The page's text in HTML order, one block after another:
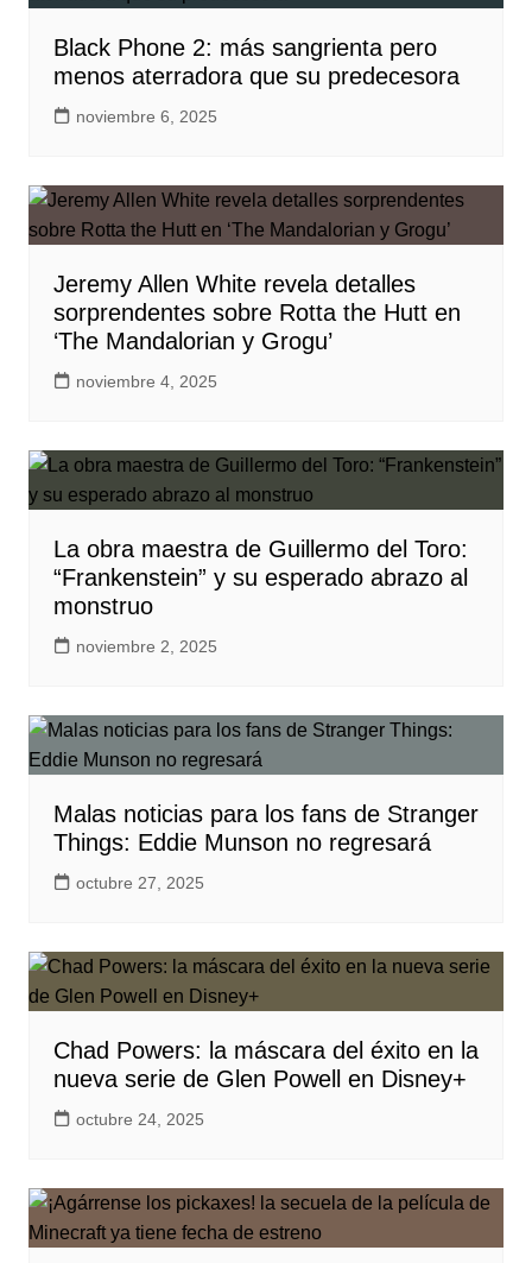
Black Phone 2: más sangrienta pero
menos aterradora que su predecesora
noviembre 6, 2025
Jeremy Allen White revela detalles
sorprendentes sobre Rotta the Hutt en
‘The Mandalorian y Grogu’
noviembre 4, 2025
La obra maestra de Guillermo del Toro:
“Frankenstein” y su esperado abrazo al
monstruo
noviembre 2, 2025
Malas noticias para los fans de Stranger
Things: Eddie Munson no regresará
octubre 27, 2025
Chad Powers: la máscara del éxito en la
nueva serie de Glen Powell en Disney+
octubre 24, 2025